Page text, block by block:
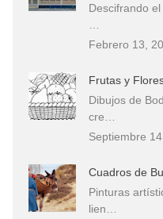
Descifrando
Febrero 13,
Frutas y
Dibujos de
cre…
Septiembre
Cuadros de
Pinturas
lien…